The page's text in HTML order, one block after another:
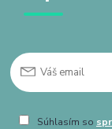
Súhlasím so